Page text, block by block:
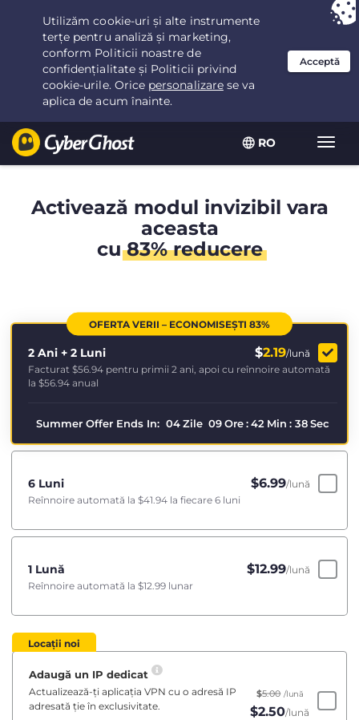
RO
Ai ales:Cea mai bună ofertăpentru 2.1666666666667ani la $
Activează modul invizibil vara
aceasta
cu83% reducere
OFERTA VERII – ECONOMISEȘTI 83%
2 Ani + 2 Luni $2.19/lună
Facturat $56.94 pentru primii 2 ani, apoi cu reînnoire automată
la $56.94 anual
Summer Offer Ends In: 04Zile 09Ore:42 Min : 38Sec
6 Luni $6.99/lună
Reînnoire automată la $41.94 la fiecare 6 luni
1 Lună $12.99/lună
Reînnoire automată la $12.99 lunar
Locații noi
Adaugă un IP dedicat
Actualizează-ți aplicația VPN cu o adresă IP
adresată ție în exclusivitate.
$5.00 /lună
$2.50/lună